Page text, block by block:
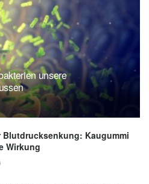
unsere
Blutdrucksenkung: Kaugummi
Wirkung